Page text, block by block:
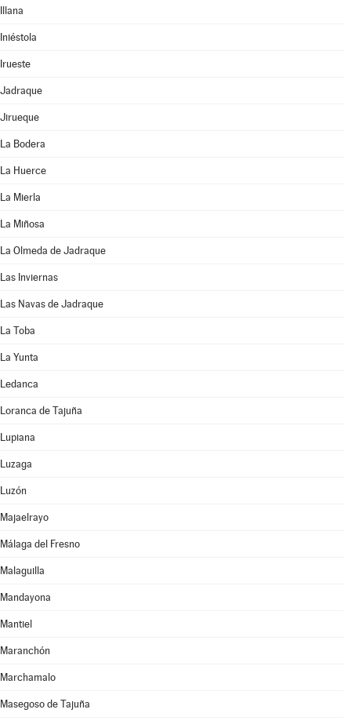
Illana
Iniéstola
Irueste
Jadraque
Jirueque
La Bodera
La Huerce
La Mierla
La Miñosa
La Olmeda de Jadraque
Las Inviernas
Las Navas de Jadraque
La Toba
La Yunta
Ledanca
Loranca de Tajuña
Lupiana
Luzaga
Luzón
Majaelrayo
Málaga del Fresno
Malaguilla
Mandayona
Mantiel
Maranchón
Marchamalo
Masegoso de Tajuña